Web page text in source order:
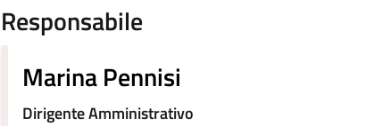
Responsabile
Marina Pennisi
Dirigente Amministrativo